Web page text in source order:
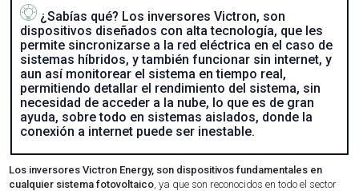
¿Sabías qué? Los inversores Victron, son
dispositivos diseñados con alta tecnología, que les
permite sincronizarse a la red eléctrica en el caso de
sistemas híbridos, y también funcionar sin internet, y
aun así monitorear el sistema en tiempo real,
permitiendo detallar el rendimiento del sistema, sin
necesidad de acceder a la nube, lo que es de gran
ayuda, sobre todo en sistemas aislados, donde la
conexión a internet puede ser inestable.
Los inversores Victron Energy, son dispositivos fundamentales en
cualquier sistema fotovoltaico , ya que son reconocidos en todo el sector